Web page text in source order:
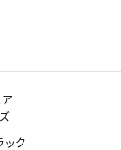
ック